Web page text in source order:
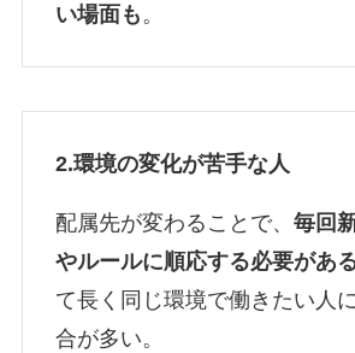
い場面も 。
2.環境の変化が苦手な人
配属先が変わることで、 毎回
やルールに順応する必要があ
て長く同じ環境で働きたい人
合が多い。